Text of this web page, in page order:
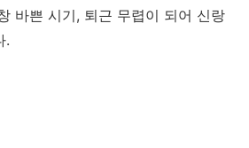
바쁜 시기, 퇴근 무렵이 되어 신랑
.